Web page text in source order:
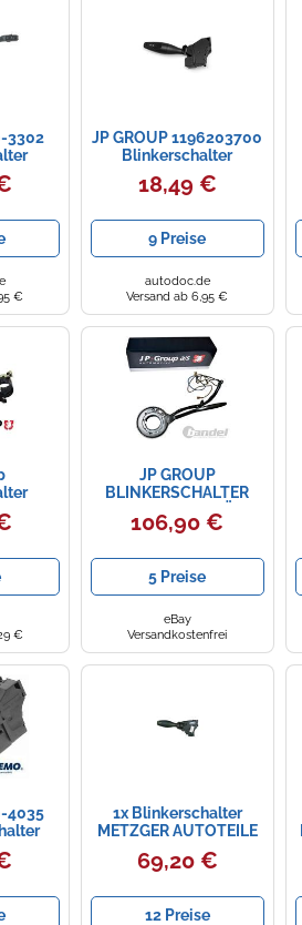
3302
€
JP GROUP 1196203700
Blinkerschalter
18,49 €
9 Preise
autodoc.de
Versand ab 6,95 €
für
Seat
Geschwindigkeitsregelanlage
€
JP GROUP
BLINKERSCHALTER
passend für VW KÄFER
KARMANN GHIA
106,90 €
5 Preise
eBay
Versandkostenfrei
4035
1x Blinkerschalter
METZGER AUTOTEILE
0916177 passend für
FORD
69,20 €
12 Preise